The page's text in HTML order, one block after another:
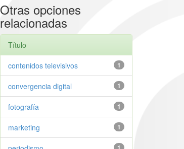
Otras opciones
relacionadas
Título
1
contenidos televisivos
1
convergencia digital
1
fotografía
1
marketing